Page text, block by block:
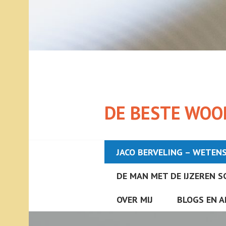
DE BESTE
JACO BERVELING –
DE MAN MET DE IJZEREN
OVER MIJ BLOGS EN